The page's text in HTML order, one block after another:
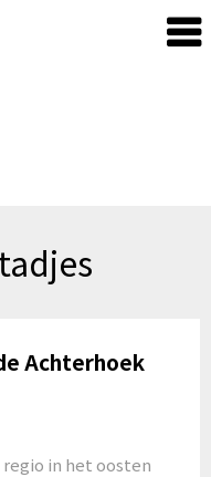
Achterhoek
in het oosten